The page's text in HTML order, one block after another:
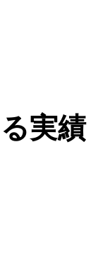
実績